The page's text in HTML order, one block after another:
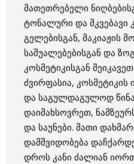
მათეთრებელი
ტონალური და მკვებავი
გელებისგან, მაკიაჟის
საშუალებებისგან და
კოსმეტიკისგან
ძვირფასია,
და საგულდაგულოდ
დაიმახსოვრეთ,
და საუნები. მათი
დამშვიდობება
დროს კანი ძალიან